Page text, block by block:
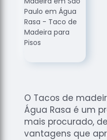
Loja de
Assoalhos
Raspagem
de
Raspagem
de Tacos
de
Madeiras
O Tacos de
Água Rasa é um
mais procurado,
vantagens que